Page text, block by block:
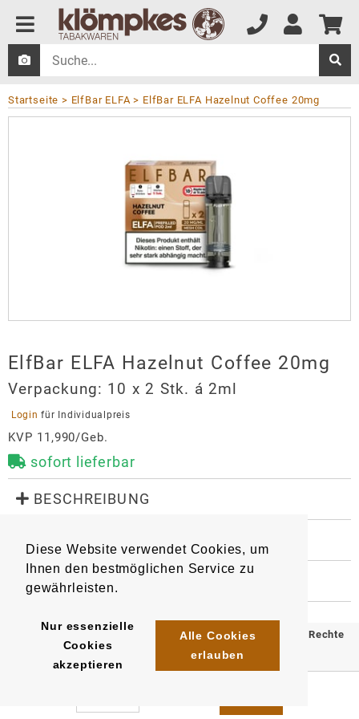
Diese Website verwendet Cookies, um
Ihnen den bestmöglichen Service zu
gewährleisten.
Nur essenzielle
Cookies
akzeptieren
Alle Cookies
erlauben
Startseite ElfBar ELFA ElfBar ELFA Hazelnut Coffee 20mg
ElfBar ELFA Hazelnut Coffee 20mg
Verpackung: 10 x 2 Stk. á 2ml
Login für Individualpreis
KVP 11,990/Geb.
sofort lieferbar
BESCHREIBUNG
Mit Kindersicherung
Kompatibel mit ElfBar ELFA Device Kits und Lost
Mary Tappo Device Kits.
Artikel 9629 EAN/ Stück 6932570192288
EAN/Gebinde10:
6932570192318
EAN/Umkarton400
HERSTELLER
ElfBar ELFA Hazelnut Coffee 20mg
Importeur
InnoCigs GmbH & Co. KG
Barnerstr. 14c
system@innocigs.com
© 2025 Klömpkes Heinrich Inh. Marion Winkels e.K. Alle Rechte
vorbehalten.